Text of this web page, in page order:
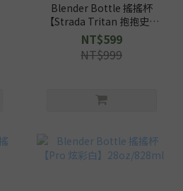
Blender Bottle 搖搖杯
【Strada Tritan 抱抱史努
比】28oz/828ml
NT$599
NT$999